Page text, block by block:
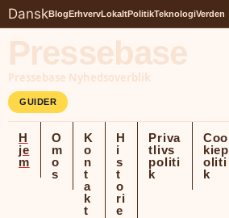
DanskBlogErhvervLokaltPolitikTeknologiVerden
Pressebase
Pressebase Nyhedsoverblik
GUIDER
H
je
m
O
m
o
s
K
o
n
t
a
k
t
H
i
s
t
o
ri
e
Priva
tlivs
politi
k
Coo
kiep
oliti
k